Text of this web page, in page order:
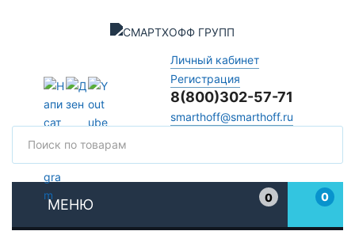
Личный кабинет
Регистрация
8(800)302-57-71
smarthoff@smarthoff.ru
МЕНЮ
0
0